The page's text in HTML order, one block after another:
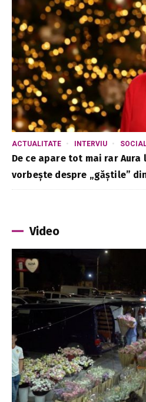
ACTUALITATE INTERVIU
De ce apare tot mai rar
vorbește despre „găștile”
Video